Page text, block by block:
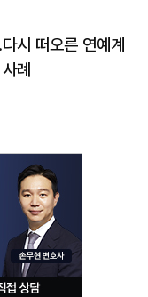
시 떠오른 연예계
례